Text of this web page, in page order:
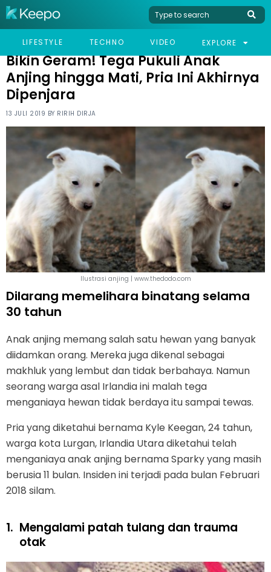
LIFESTYLE TECHNO VIDEO EXPLORE
HOME VIRAL
BIKIN GERAM! TEGA PUKULI ANAK ANJING HINGGA MATI, PRIA INI
Bikin Geram! Tega Pukuli Anak
Anjing hingga Mati, Pria Ini Akhirnya
Dipenjara
13 JULI 2019 BY RIRIH DIRJA
Ilustrasi anjing | www.thedodo.com
Dilarang memelihara binatang selama
30 tahun
Anak anjing memang salah satu hewan yang banyak
diidamkan orang. Mereka juga dikenal sebagai
makhluk yang lembut dan tidak berbahaya. Namun
seorang warga asal Irlandia ini malah tega
menganiaya hewan tidak berdaya itu sampai tewas.
Pria yang diketahui bernama Kyle Keegan, 24 tahun,
warga kota Lurgan, Irlandia Utara diketahui telah
menganiaya anak anjing bernama Sparky yang masih
berusia 11 bulan. Insiden ini terjadi pada bulan Februari
2018 silam.
1. Mengalami patah tulang dan trauma
otak